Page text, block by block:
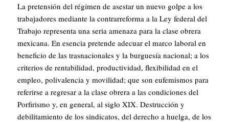
La pretensión del régimen de asestar un nuevo golpe a los
trabajadores mediante la contrarreforma a la Ley federal del
Trabajo representa una seria amenaza para la clase obrera
mexicana. En esencia pretende adecuar el marco laboral en
beneficio de las trasnacionales y la burguesía nacional; a los
criterios de rentabilidad, productividad, flexibilidad en el
empleo, polivalencia y movilidad; que son eufemismos para
referirse a regresar a la clase obrera a las condiciones del
Porfirismo y, en general, al siglo XIX. Destrucción y
debilitamiento de los sindicatos, del derecho a huelga, de los